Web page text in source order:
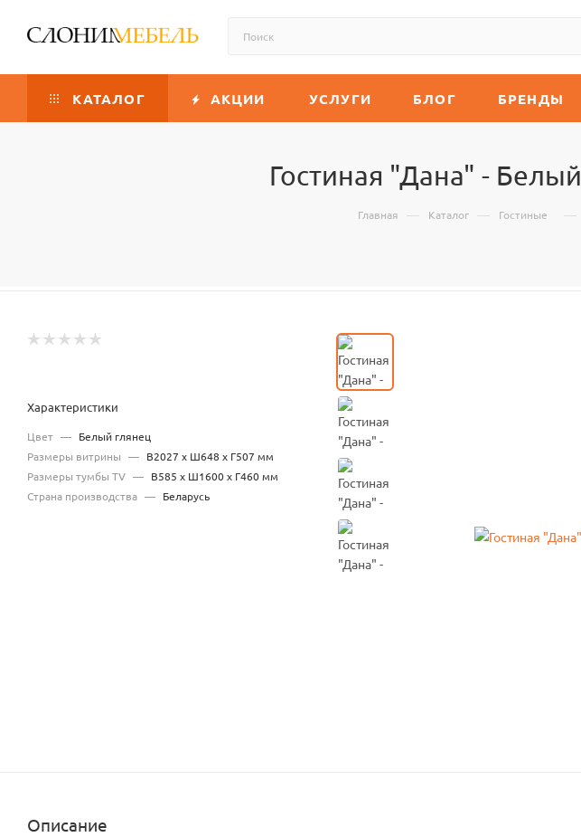
КАТАЛОГ АКЦИИ УСЛУГИ БЛОГ БРЕНДЫ
Гостиная "Дана" -
Главная — Каталог — Гостиные —
Характеристики
Цвет — Белый глянец
Размеры витрины — В2027 x Ш648 x Г507 мм
Размеры тумбы TV — В585 x Ш1600 x Г460 мм
Страна производства — Беларусь
Описание